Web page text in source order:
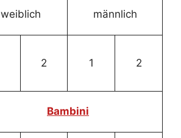
weiblich männlich
2 1 2
Bambini